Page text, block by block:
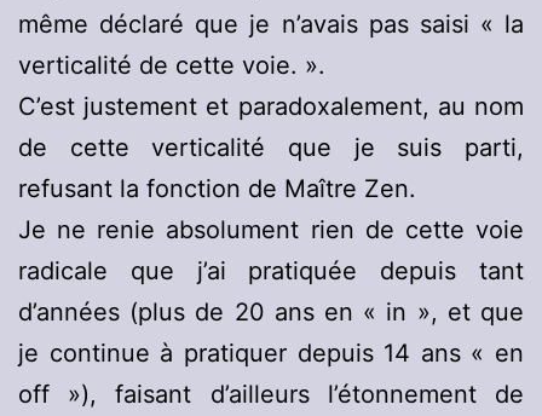
même déclaré que je n’avais pas saisi « la
verticalité de cette voie. ».
C’est justement et paradoxalement, au nom
de cette verticalité que je suis parti,
refusant la fonction de Maître Zen.
Je ne renie absolument rien de cette voie
radicale que j’ai pratiquée depuis tant
d’années (plus de 20 ans en « in », et que
je continue à pratiquer depuis 14 ans « en
off »), faisant d’ailleurs l’étonnement de